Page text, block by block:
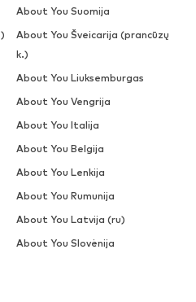
About You Suomija
About You Šveicarija (prancūzų
k.)
About You Liuksemburgas
About You Vengrija
About You Italija
About You Belgija
About You Lenkija
About You Rumunija
About You Latvija (ru)
About You Slovėnija